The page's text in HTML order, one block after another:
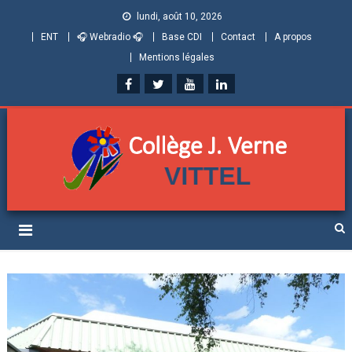
lundi, août 10, 2026
ENT
🎧 Webradio 🎧 Base CDI Contact
A propos
Mentions légales
Collège Jules Verne de
Vittel (Vosges)